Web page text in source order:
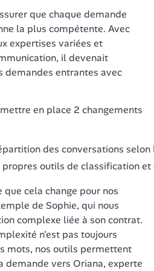
que chaque demande
la plus compétente. Avec
expertises variées et
il devenait
entrantes avec
en place 2 changements
des conversations
outils de classification
cela change pour nos
de Sophie, qui nous
complexe liée à son contrat.
n'est pas toujours
mots, nos outils permettent
demande vers Oriana, experte